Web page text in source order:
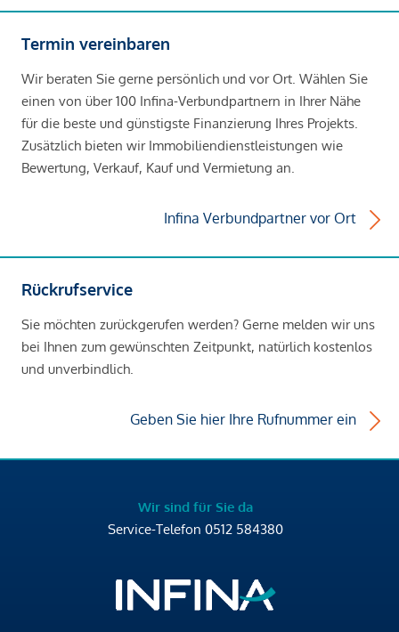
Termin vereinbaren
Wir beraten Sie gerne persönlich und vor Ort. Wählen Sie
einen von über 100 Infina-Verbundpartnern in Ihrer Nähe
für die beste und günstigste Finanzierung Ihres Projekts.
Zusätzlich bieten wir Immobiliendienstleistungen wie
Bewertung, Verkauf, Kauf und Vermietung an.
Infina Verbundpartner vor Ort
Rückrufservice
Sie möchten zurückgerufen werden? Gerne melden wir uns
bei Ihnen zum gewünschten Zeitpunkt, natürlich kostenlos
und unverbindlich.
Geben Sie hier Ihre Rufnummer ein
Wir sind für Sie da
Service-Telefon 0512 584380